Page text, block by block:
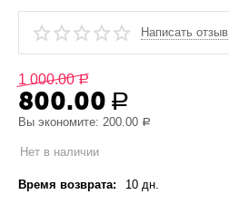
Написать отзыв
1 000.00 Р
800.00 Р
Вы экономите:200.00 Р
Нет в наличии
Время возврата: 10 дн.